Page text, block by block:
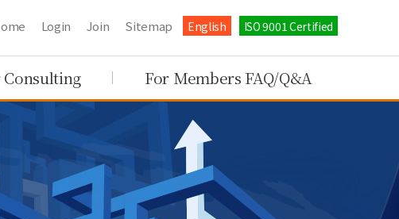
Login Join Sitemap English ISO 9001 Certified
Consulting For Members FAQ/Q&A